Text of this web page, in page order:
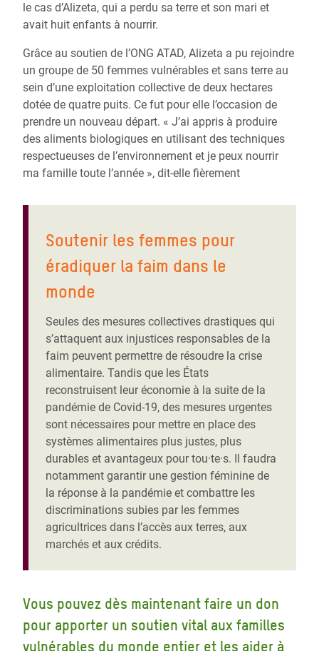
le cas d’Alizeta, qui a perdu sa terre et son mari et
avait huit enfants à nourrir.
Grâce au soutien de l’ONG ATAD, Alizeta a pu rejoindre
un groupe de 50 femmes vulnérables et sans terre au
sein d’une exploitation collective de deux hectares
dotée de quatre puits. Ce fut pour elle l’occasion de
prendre un nouveau départ. « J’ai appris à produire
des aliments biologiques en utilisant des techniques
respectueuses de l’environnement et je peux nourrir
ma famille toute l’année », dit-elle fièrement
Soutenir les femmes pour
éradiquer la faim dans le
monde
Seules des mesures collectives drastiques qui
s’attaquent aux injustices responsables de la
faim peuvent permettre de résoudre la crise
alimentaire. Tandis que les États
reconstruisent leur économie à la suite de la
pandémie de Covid-19, des mesures urgentes
sont nécessaires pour mettre en place des
systèmes alimentaires plus justes, plus
durables et avantageux pour tou·te·s. Il faudra
notamment garantir une gestion féminine de
la réponse à la pandémie et combattre les
discriminations subies par les femmes
agricultrices dans l’accès aux terres, aux
marchés et aux crédits.
Vous pouvez dès maintenant faire un don
pour apporter un soutien vital aux familles
vulnérables du monde entier et les aider à